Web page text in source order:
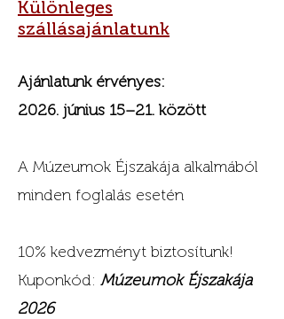
Különleges
szállásajánlatunk
Ajánlatunk érvényes:
2026. június 15–21. között
A Múzeumok Éjszakája alkalmából
minden foglalás esetén
10% kedvezményt biztosítunk!
Kuponkód: Múzeumok Éjszakája
2026